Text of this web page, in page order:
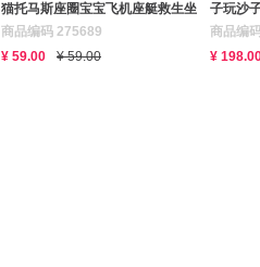
猫托马斯座圈宝宝飞机座艇救生坐
圈
商品编码 275689
¥ 59.00
¥ 59.00
子玩沙
商品编
¥